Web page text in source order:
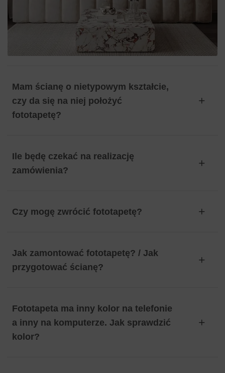
Mam ścianę o nietypowym kształcie,
czy da się na niej położyć
fototapetę?
Ile będę czekać na realizację
zamówienia?
Czy mogę zwrócić fototapetę?
Jak zamontować fototapetę? / Jak
przygotować ścianę?
Fototapeta ma inny kolor na telefonie
a inny na komputerze. Jak sprawdzić
kolor?